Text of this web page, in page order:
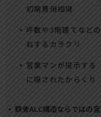
初期費用相場
坪数や3階建てなど
ねするカラクリ
営業マンが提示する
に隠されたからくり
鉄骨ALC構造ならではの